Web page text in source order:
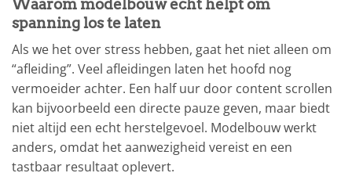
Waarom modelbouw echt helpt om
spanning los te laten
Als we het over stress hebben, gaat het niet alleen om
“afleiding”. Veel afleidingen laten het hoofd nog
vermoeider achter. Een half uur door content scrollen
kan bijvoorbeeld een directe pauze geven, maar biedt
niet altijd een echt herstelgevoel. Modelbouw werkt
anders, omdat het aanwezigheid vereist en een
tastbaar resultaat oplevert.